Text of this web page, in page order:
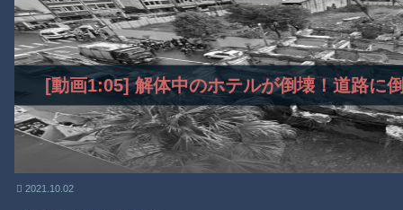
[動画1:05] 解体中のホテルが倒壊！道路に
2021.10.02